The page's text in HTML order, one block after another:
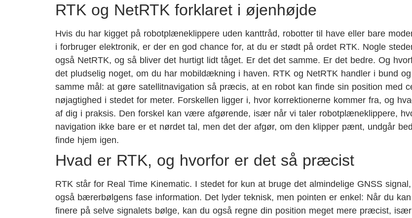
RTK og NetRTK forklaret i øjenhøjde
Hvis du har kigget på robotplæneklippere uden kanttråd, robotter til have eller bare
i forbruger elektronik, er der en god chance for, at du er stødt på ordet RTK. Nogle
også NetRTK, og så bliver det hurtigt lidt tåget. Er det det samme. Er det bedre. Og
det pludselig noget, om du har mobildækning i haven. RTK og NetRTK handler i bund
samme mål: at gøre satellitnavigation så præcis, at en robot kan finde sin position med
nøjagtighed i stedet for meter. Forskellen ligger i, hvor korrektionerne kommer fra, og
af dig i praksis. Den forskel kan være afgørende, især når vi taler robotplæneklippere,
navigation ikke bare er et nørdet tal, men det der afgør, om den klipper pænt, undgår
finde hjem igen.
Hvad er RTK, og hvorfor er det så præcist
RTK står for Real Time Kinematic. I stedet for kun at bruge det almindelige GNSS
også bærerbølgens fase information. Det lyder teknisk, men pointen er enkel: Når du
finere på selve signalets bølge, kan du også regne din position meget mere præcist,